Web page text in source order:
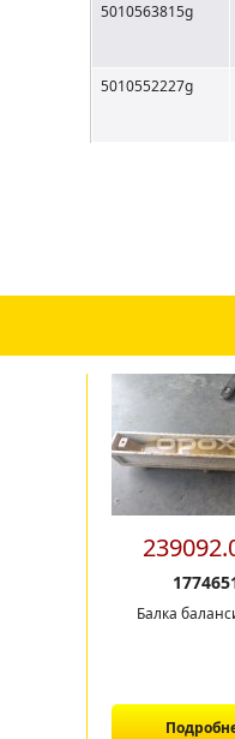
5010563815g
5010552227g
Балка